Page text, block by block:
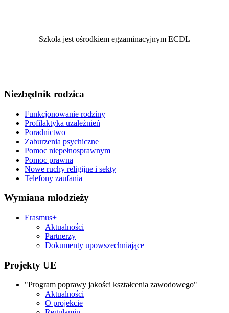
Szkoła jest ośrodkiem egzaminacyjnym ECDL
Niezbędnik rodzica
Funkcjonowanie rodziny
Profilaktyka uzależnień
Poradnictwo
Zaburzenia psychiczne
Pomoc niepełnosprawnym
Pomoc prawna
Nowe ruchy religijne i sekty
Telefony zaufania
Wymiana młodzieży
Erasmus+
Aktualności
Partnerzy
Dokumenty upowszechniające
Projekty UE
"Program poprawy jakości kształcenia zawodowego"
Aktualności
O projekcie